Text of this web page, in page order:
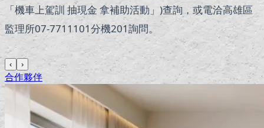
「機車上駕訓 抽現金 拿補助活動」)查詢，或電洽高雄區
監理所07-7711101分機201詢問。
‹ ›
合作夥伴